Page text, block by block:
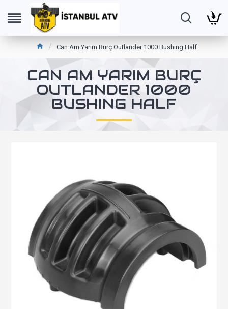
Can Am Yarım Burç Outlander 1000 Bushıng Half
CAN AM YARIM BURÇ
OUTLANDER 1000
BUSHING HALF